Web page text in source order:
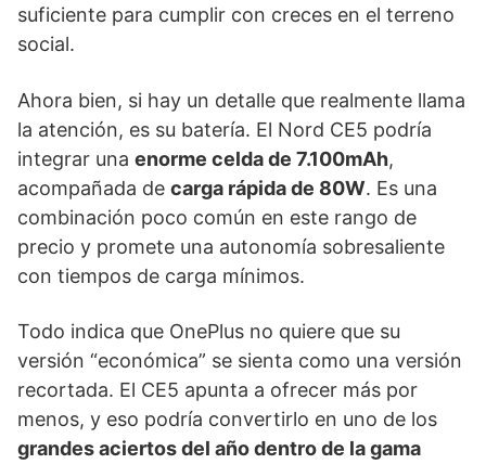
suficiente para cumplir con creces en el terreno
social.
Ahora bien, si hay un detalle que realmente llama
la atención, es su batería. El Nord CE5 podría
integrar una enorme celda de 7.100mAh,
acompañada de carga rápida de 80W. Es una
combinación poco común en este rango de
precio y promete una autonomía sobresaliente
con tiempos de carga mínimos.
Todo indica que OnePlus no quiere que su
versión “económica” se sienta como una versión
recortada. El CE5 apunta a ofrecer más por
menos, y eso podría convertirlo en uno de los
grandes aciertos del año dentro de la gama